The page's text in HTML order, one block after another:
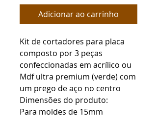
Adicionar ao carrinho
Kit de cortadores para placa
composto por 3 peças
confeccionadas em acrílico ou
Mdf ultra premium (verde) com
um prego de aço no centro
Dimensões do produto:
Para moldes de 15mm